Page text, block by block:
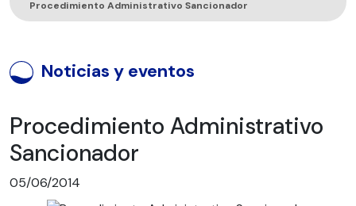
Procedimiento Administrativo Sancionador
Noticias y eventos
Procedimiento Administrativo
Sancionador
05/06/2014